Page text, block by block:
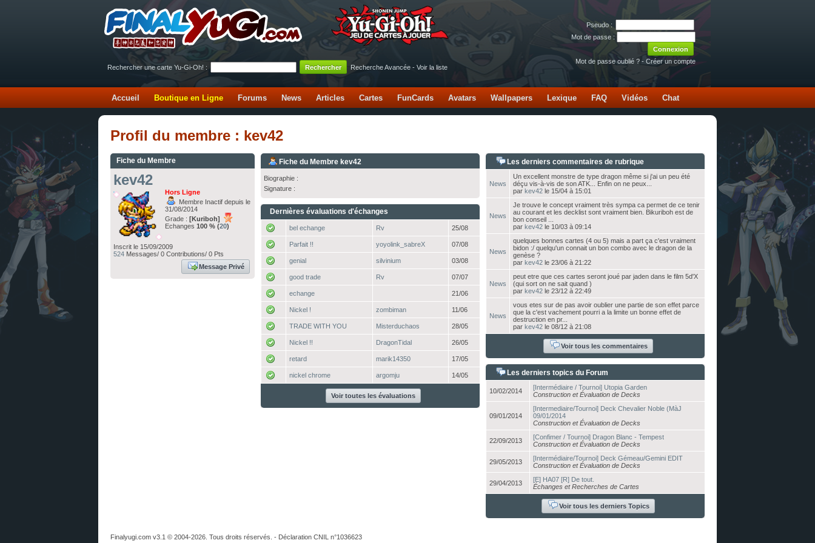
Pseudo :
Mot de passe :
Mot de passe oublié ? - Créer un compte
Rechercher une carte Yu-Gi-Oh! :
Recherche Avancée - Voir la liste
Accueil Boutique en Ligne Forums News Articles Cartes FunCards Avatars Wallpapers Lexique FAQ Vidéos Chat
Profil du membre : kev42
Fiche du Membre
kev42
Hors Ligne
Membre Inactif depuis le
31/08/2014
Grade : [Kuriboh]
Echanges 100 % (20)
Inscrit le 15/09/2009
524 Messages/ 0 Contributions/ 0 Pts
Message Privé
Fiche du Membre kev42
Biographie :
Signature :
Dernières évaluations d'échanges
bel echange Rv 25/08
Parfait !! yoyolink_sabreX 07/08
genial silvinium 03/08
good trade Rv 07/07
echange 21/06
Nickel ! zombiman 11/06
TRADE WITH YOU Misterduchaos 28/05
Nickel !! DragonTidal 26/05
retard marik14350 17/05
nickel chrome argomju 14/05
Voir toutes les évaluations
Les derniers commentaires de rubrique
News
Un excellent monstre de type dragon même si j'ai un peu été
déçu vis-à-vis de son ATK... Enfin on ne peux...
par kev42le 15/04 à 15:01
News
Je trouve le concept vraiment très sympa ca permet de ce tenir
au courant et les decklist sont vraiment bien. Bikuriboh est de
bon conseil ...
par kev42le 10/03 à 09:14
News
quelques bonnes cartes (4 ou 5) mais a part ça c'est vraiment
bidon :/ quelqu'un connait un bon combo avec le dragon de la
genèse ?
par kev42le 23/06 à 21:22
News
peut etre que ces cartes seront joué par jaden dans le film 5d'X
(qui sort on ne sait quand )
par kev42le 23/12 à 22:49
News
vous etes sur de pas avoir oublier une partie de son effet parce
que la c'est vachement pourri a la limite un bonne effet de
destruction en pr...
par kev42le 08/12 à 21:08
Voir tous les commentaires
Les derniers topics du Forum
10/02/2014
[Intermédiaire / Tournoi] Utopia Garden
Construction et Évaluation de Decks
09/01/2014
[Intermediaire/Tournoi] Deck Chevalier Noble (MàJ
09/01/2014
Construction et Évaluation de Decks
22/09/2013
[Confimer / Tournoi] Dragon Blanc - Tempest
Construction et Évaluation de Decks
29/05/2013
[Intermédiaire/Tournoi] Deck Gémeau/Gemini EDIT
Construction et Évaluation de Decks
29/04/2013
[E] HA07 [R] De tout.
Échanges et Recherches de Cartes
Voir tous les derniers Topics
Finalyugi.com v3.1 © 2004-2026. Tous droits réservés. - Déclaration CNIL n°1036623